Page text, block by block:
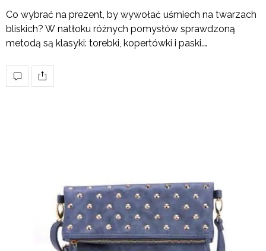
Co wybrać na prezent, by wywołać uśmiech na twarzach
bliskich? W natłoku różnych pomysłów sprawdzoną
metodą są klasyki: torebki, kopertówki i paski.…